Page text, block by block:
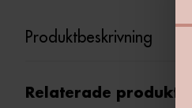
Produktbeskrivning
Relaterade